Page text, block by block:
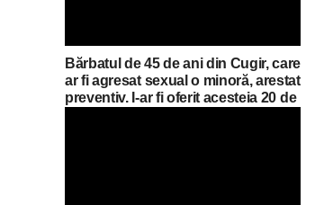
Bărbatul de 45 de ani din Cugir, care
ar fi agresat sexual o minoră, arestat
preventiv. I-ar fi oferit acesteia 20 de